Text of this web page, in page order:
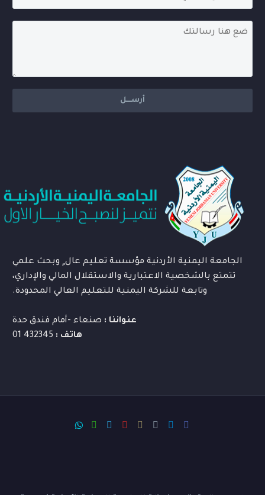
الجامعة اليمنية الأردنية مؤسسة تعليم عال ٍ وبحث علمي
تتمتع بالشخصية الاعتبارية والاستقلال المالي والإداري،
وتابعة للشركة اليمنية للتعليم العالي المحدودة.
عنواننا : صنعاء -أمام فندق حدة
هاتف :